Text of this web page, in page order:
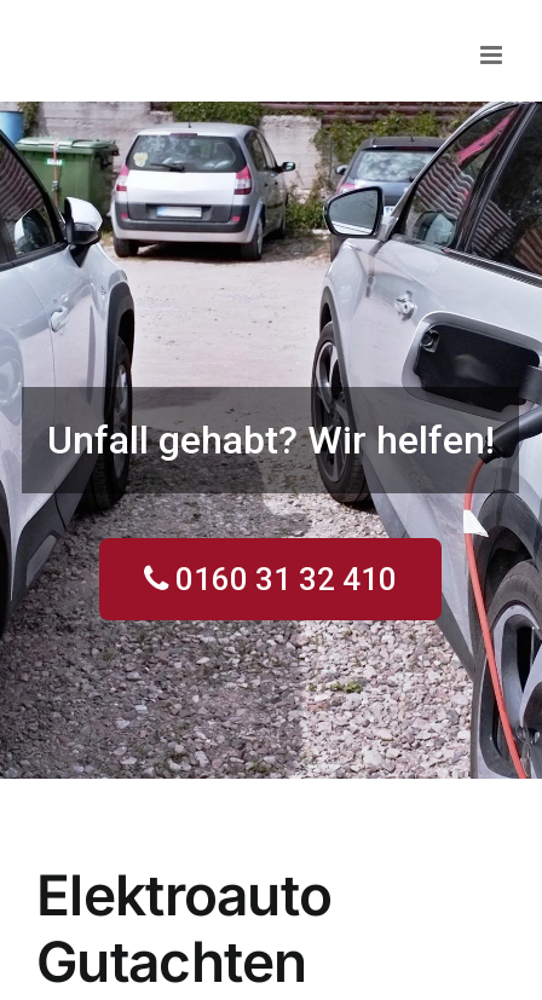
Unfall gehabt? Wir helfen!
0160 31 32 410
Elektroauto
Gutachten